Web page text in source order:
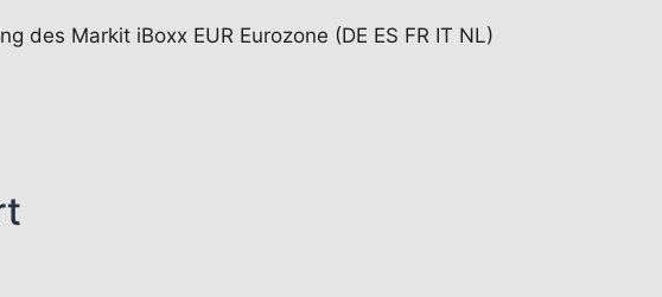
Markit iBoxx EUR Eurozone (DE ES FR IT NL)